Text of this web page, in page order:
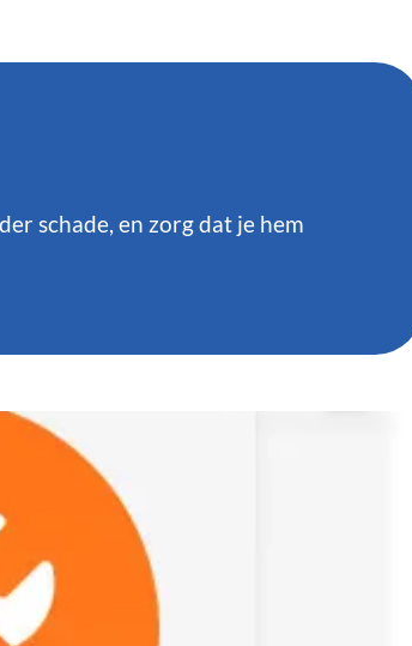
schade, en zorg dat je hem